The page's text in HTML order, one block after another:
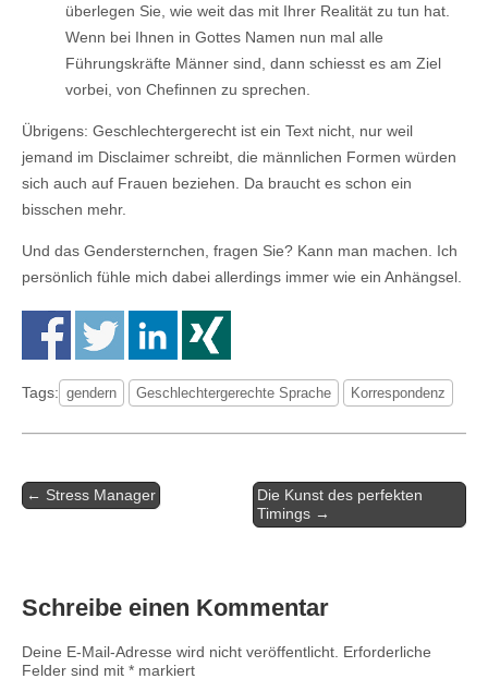
überlegen Sie, wie weit das mit Ihrer Realität zu tun hat.
Wenn bei Ihnen in Gottes Namen nun mal alle
Führungskräfte Männer sind, dann schiesst es am Ziel
vorbei, von Chefinnen zu sprechen.
Übrigens: Geschlechtergerecht ist ein Text nicht, nur weil
jemand im Disclaimer schreibt, die männlichen Formen würden
sich auch auf Frauen beziehen. Da braucht es schon ein
bisschen mehr.
Und das Gendersternchen, fragen Sie? Kann man machen. Ich
persönlich fühle mich dabei allerdings immer wie ein Anhängsel.
Tags: gendern Geschlechtergerechte Sprache Korrespondenz
Post navigation
← Stress Manager
Die Kunst des perfekten
Timings →
Schreibe einen Kommentar
Deine E-Mail-Adresse wird nicht veröffentlicht. Erforderliche
Felder sind mit * markiert